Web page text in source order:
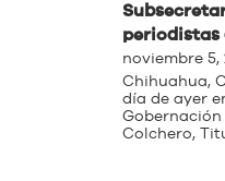
periodistas
noviembre 5,
Chihuahua,
día de ayer
Gobernación
Colchero,